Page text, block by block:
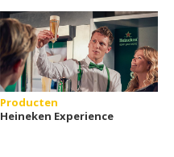
Producten
Heineken Experience